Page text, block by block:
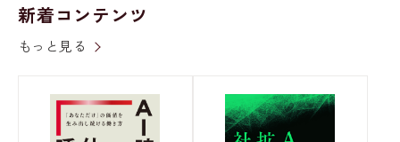
新着コンテンツ
もっと見る